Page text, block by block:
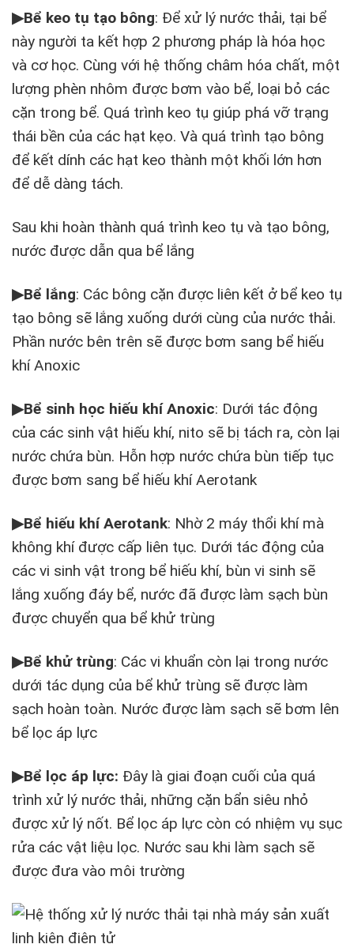
▶Bể keo tụ tạo bông: Để xử lý nước thải, tại bể
này người ta kết hợp 2 phương pháp là hóa học
và cơ học. Cùng với hệ thống châm hóa chất, một
lượng phèn nhôm được bơm vào bể, loại bỏ các
cặn trong bể. Quá trình keo tụ giúp phá vỡ trạng
thái bền của các hạt kẹo. Và quá trình tạo bông
để kết dính các hạt keo thành một khối lớn hơn
để dễ dàng tách.
Sau khi hoàn thành quá trình keo tụ và tạo bông,
nước được dẫn qua bể lắng
▶Bể lắng: Các bông cặn được liên kết ở bể keo tụ
tạo bông sẽ lắng xuống dưới cùng của nước thải.
Phần nước bên trên sẽ được bơm sang bể hiếu
khí Anoxic
▶Bể sinh học hiếu khí Anoxic: Dưới tác động
của các sinh vật hiếu khí, nito sẽ bị tách ra, còn lại
nước chứa bùn. Hỗn hợp nước chứa bùn tiếp tục
được bơm sang bể hiếu khí Aerotank
▶Bể hiếu khí Aerotank: Nhờ 2 máy thổi khí mà
không khí được cấp liên tục. Dưới tác động của
các vi sinh vật trong bể hiếu khí, bùn vi sinh sẽ
lắng xuống đáy bể, nước đã được làm sạch bùn
được chuyển qua bể khử trùng
▶Bể khử trùng: Các vi khuẩn còn lại trong nước
dưới tác dụng của bể khử trùng sẽ được làm
sạch hoàn toàn. Nước được làm sạch sẽ bơm lên
bể lọc áp lực
▶Bể lọc áp lực: Đây là giai đoạn cuối của quá
trình xử lý nước thải, những cặn bẩn siêu nhỏ
được xử lý nốt. Bể lọc áp lực còn có nhiệm vụ sục
rửa các vật liệu lọc. Nước sau khi làm sạch sẽ
được đưa vào môi trường